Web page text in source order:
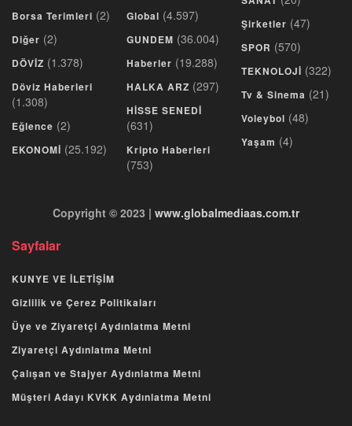
Borsa Terimleri (2)
Diğer (2)
DÖVİZ (1.378)
Döviz Haberleri
(1.308)
Eğlence (2)
EKONOMİ (25.192)
Global (4.597)
GUNDEM (36.004)
Haberler (19.288)
HALKA ARZ (297)
HİSSE SENEDİ
(631)
Kripto Haberleri
(753)
Şirketler (47)
SPOR (570)
TEKNOLOJİ (322)
Tv & Sinema (21)
Voleybol (48)
Yaşam (4)
Copyright © 2023 | www.globalmediaas.com.tr
Sayfalar
KUNYE VE İLETİŞİM
Gizlilik ve Çerez Politikaları
Üye ve Ziyaretçi Aydınlatma Metni
Ziyaretçi Aydınlatma Metni
Çalışan ve Stajyer Aydınlatma Metni
Müşteri Adayı KVKK Aydınlatma Metni